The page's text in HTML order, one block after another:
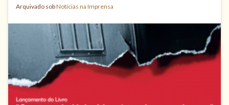
Arquivado sobNotícias na Imprensa